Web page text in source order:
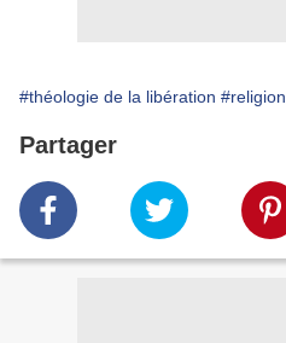
#théologie de la libération #religion
Partager